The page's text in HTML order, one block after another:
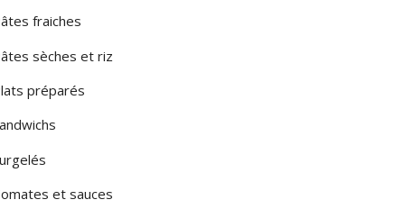
fraiches
sèches et riz
préparés
et sauces